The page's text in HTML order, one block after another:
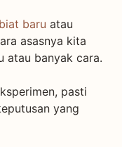
baru atau
asasnya kita
atau banyak cara.
pasti
yang